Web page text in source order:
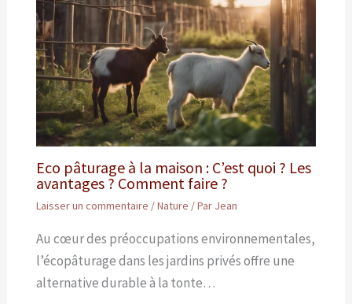
Eco pâturage à la maison : C’est quoi ? Les
avantages ? Comment faire ?
Laisser un commentaire /Nature / Par Jean
Au cœur des préoccupations environnementales,
l’écopâturage dans les jardins privés offre une
alternative durable à la tonte…